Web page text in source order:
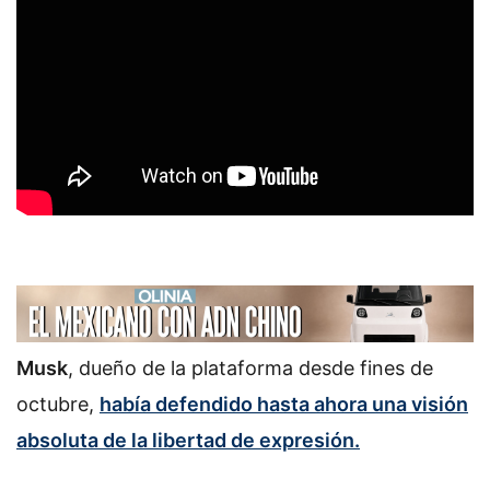
Musk, dueño de la plataforma desde fines de
octubre, había defendido hasta ahora una visión
absoluta de la libertad de expresión.